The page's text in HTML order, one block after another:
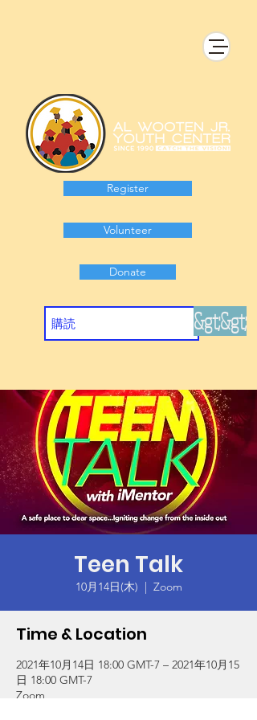
Register
Volunteer
Donate
&gt;&gt;
Teen Talk
10月14日(木)
  |
Zoom
Time & Location
2021年10月14日 18:00 GMT-7 – 2021年10月15
日 18:00 GMT-7
Zoom